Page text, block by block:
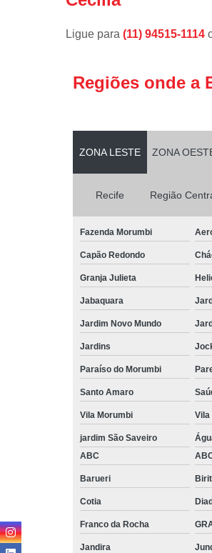
Ligue para (11) 94515-1114
Regiões onde a
ZONA LESTE ZONA
Recife Região
Fazenda Morumbi
Capão Redondo
Granja Julieta
Jabaquara
Jardim Novo Mundo
Jardins
Paraíso do Morumbi
Santo Amaro
Vila Morumbi Vila
jardim São Saveiro
ABC
Barueri
Cotia
Franco da Rocha
Jandira